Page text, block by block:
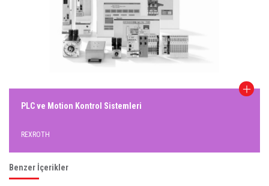
PLC ve Motion Kontrol Sistemleri
REXROTH
Benzer İçerikler